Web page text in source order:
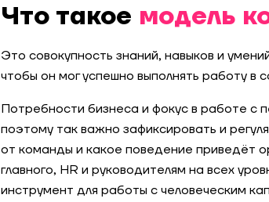
Что такое модель
Это совокупность знаний, навыков и
чтобы он мог успешно выполнять работу в
Потребности бизнеса и фокус в работе с
поэтому так важно зафиксировать и
от команды и какое поведение приведёт
главного, HR и руководителям на всех
инструмент для работы с человеческим